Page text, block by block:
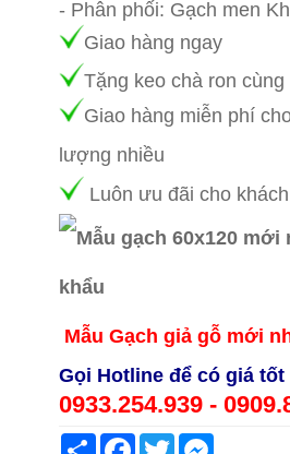
- Phân phối: Gạch men
Giao hàng ngay
Tặng keo chà ron
Giao hàng miễn phí
lượng nhiều
Luôn ưu đãi cho
Mẫu Gạch giả gỗ mới
Gọi Hotline để có giá
0933.254.939 -
Share Facebook
Twitter